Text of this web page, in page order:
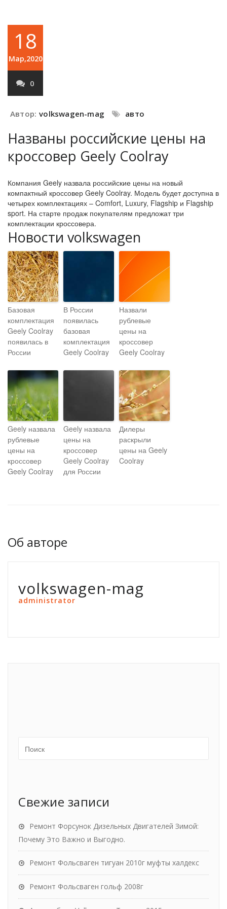
18
Мар,2020
0
Автор: volkswagen-mag авто
Названы российские цены на
кроссовер Geely Coolray
Компания Geely назвала российские цены на новый
компактный кроссовер Geely Coolray. Модель будет доступна в
четырех комплектациях – Comfort, Luxury, Flagship и Flagship
sport. На старте продаж покупателям предложат три
комплектации кроссовера.
Новости volkswagen
Базовая
комплектация
Geely Coolray
появилась в
России
В России
появилась
базовая
комплектация
Geely Coolray
Назвали
рублевые
цены на
кроссовер
Geely Coolray
Geely назвала
рублевые
цены на
кроссовер
Geely Coolray
Geely назвала
цены на
кроссовер
Geely Coolray
для России
Дилеры
раскрыли
цены на Geely
Coolray
Об авторе
volkswagen-mag
administrator
Свежие записи
Ремонт Форсунок Дизельных Двигателей Зимой:
Почему Это Важно и Выгодно.
Ремонт Фольсваген тигуан 2010г муфты халдекс
Ремонт Фольсваген гольф 2008г